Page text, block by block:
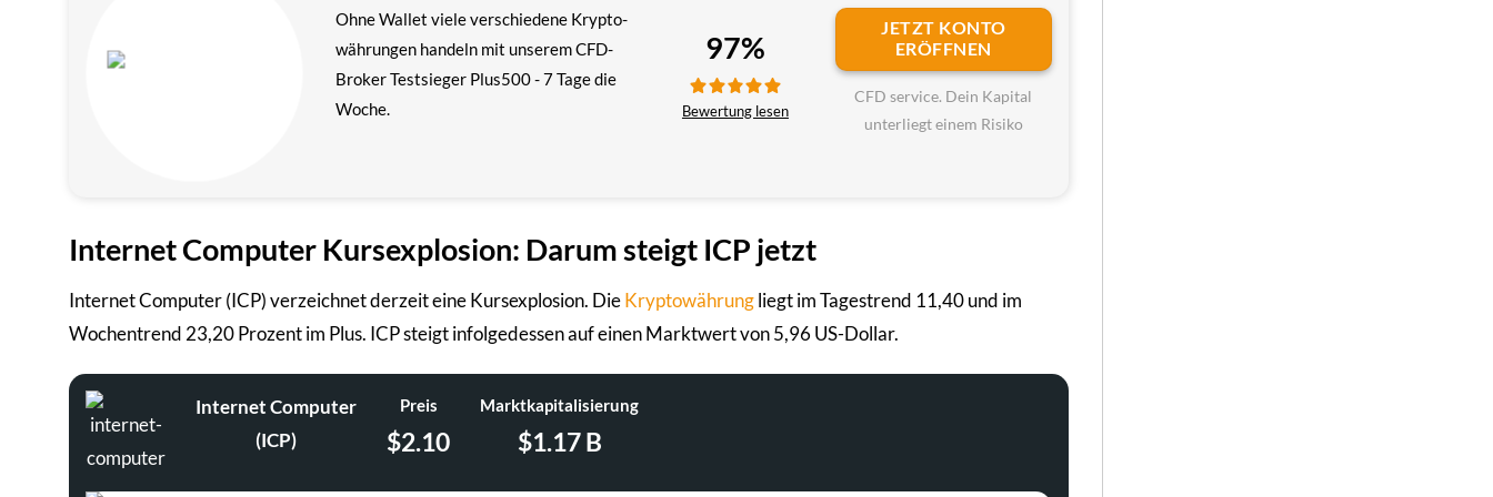
Ohne Wallet viele verschiedene Krypto­
währungen handeln mit unserem CFD-
Broker Testsieger Plus500 - 7 Tage die
Woche.
97%
Bewertung lesen
JETZT KONTO
ERÖFFNEN
CFD service. Dein Kapital
unterliegt einem Risiko
Internet Computer Kursexplosion: Darum steigt ICP jetzt
Internet Computer (ICP) verzeichnet derzeit eine Kursexplosion. DieKryptowährungliegt im Tagestrend 11,40 und im
Wochentrend 23,20 Prozent im Plus. ICP steigt infolgedessen auf einen Marktwert von 5,96 US-Dollar.
Internet Computer
(ICP)
Preis
$2.10
Marktkapitalisierung
$1.17 B